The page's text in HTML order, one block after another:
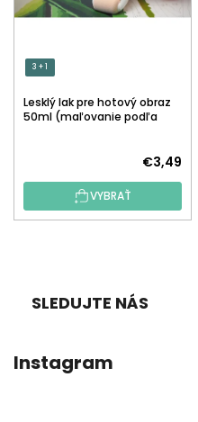
3 + 1
Lesklý lak pre hotový obraz
50ml (maľovanie podľa
€3,49
VYBRAŤ
SLEDUJTE NÁS
Instagram